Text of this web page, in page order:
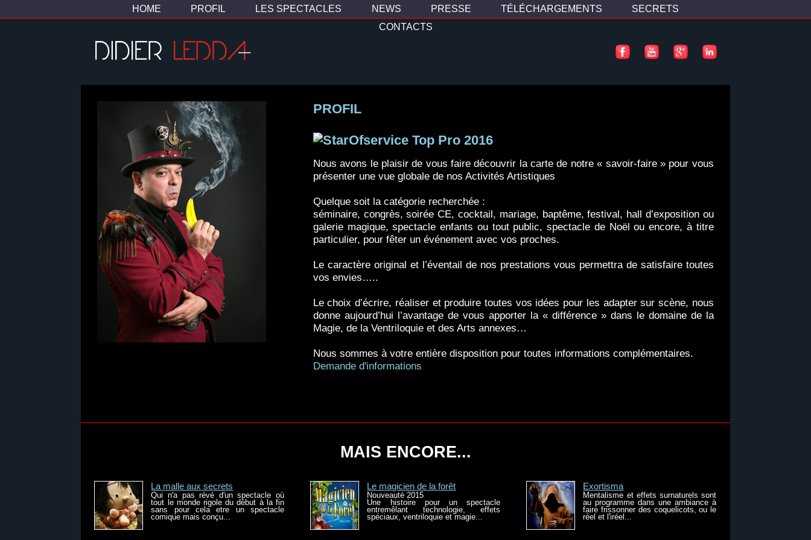
HOME PROFIL LES SPECTACLES NEWS PRESSE TÉLÉCHARGEMENTS
SECRETS
CONTACTS
PROFIL
Nous avons le plaisir de vous faire découvrir la carte de notre « savoir-faire » pour vous
présenter une vue globale de nos Activités Artistiques
Quelque soit la catégorie recherchée :
séminaire, congrès, soirée CE, cocktail, mariage, baptême, festival, hall d’exposition ou
galerie magique, spectacle enfants ou tout public, spectacle de Noël ou encore, à titre
particulier, pour fêter un événement avec vos proches.
Le caractère original et l’éventail de nos prestations vous permettra de satisfaire toutes
vos envies…..
Le choix d’écrire, réaliser et produire toutes vos idées pour les adapter sur scène, nous
donne aujourd’hui l’avantage de vous apporter la « différence » dans le domaine de la
Magie, de la Ventriloquie et des Arts annexes…
Nous sommes à votre entière disposition pour toutes informations complémentaires.
Demande d'informations
MAIS ENCORE...
La malle aux secrets
Qui n'a pas révé d'un spectacle où
tout le monde rigole du début à la fin
sans pour cela etre un spectacle
comique mais conçu...
Le magicien de la forêt
Nouveauté 2015
Une histoire pour un spectacle
entremêlant technologie, effets
spéciaux, ventriloquie et magie...
Exortisma
Mentalisme et effets surnaturels sont
au programme dans une ambiance à
faire frissonner des coquelicots, ou le
réel et l'iréel...